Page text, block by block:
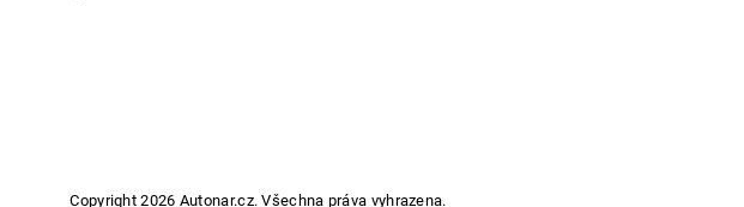
Copyright 2026 Autonar.cz. Všechna práva vyhrazena.